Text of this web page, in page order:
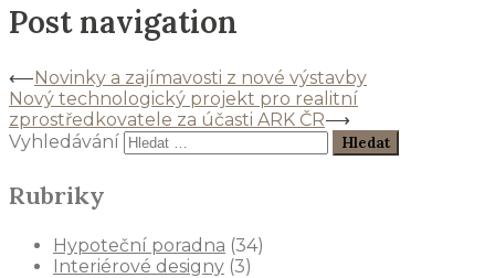
Post navigation
⟵ Novinky a zajímavosti z nové výstavby
Nový technologický projekt pro realitní
zprostředkovatele za účasti ARK ČR⟶
Vyhledávání
Rubriky
Hypoteční poradna (34)
Interiérové designy (3)